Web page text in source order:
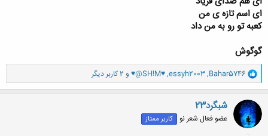
ای اسم تازه ی من
کعبه تو رو به من داد
گوگوش
و
ا
ک
ن
ش
ه
ا
Bahar5746
,
essyh2003
,
♥@SH!M♥ و 2 کاربر دیگر
شبگرد23
عضو فعال شعر نو کاربر ممتاز